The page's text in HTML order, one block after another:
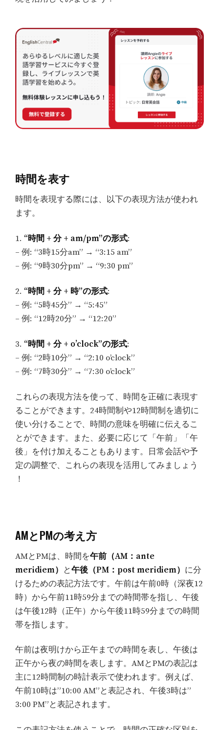
時間を表す
時間を表現する際には、以下の表現方法が使われ
ます。
1. “時間 + 分 + am/pm”の形式:
– 例: “3時15分am” → “3:15 am”
– 例: “9時30分pm” → “9:30 pm”
2. “時間 + 分 + 時”の形式:
– 例: “5時45分” → “5:45”
– 例: “12時20分” → “12:20”
3. “時間 + 分 + o’clock”の形式:
– 例: “2時10分” → “2:10 o’clock”
– 例: “7時30分” → “7:30 o’clock”
これらの表現方法を使って、時間を正確に表現す
ることができます。24時間制や12時間制を適切に
使い分けることで、時間の意味を明確に伝えるこ
とができます。また、必要に応じて「午前」「午
後」を付け加えることもあります。日常会話や予
定の調整で、これらの表現を活用してみましょう
！
AMとPMの考え方
AMとPMは、時間を午前（AM：ante
meridiem） と午後（PM：post meridiem） に分
けるための表記方法です。午前は午前0時（深夜12
時）から午前11時59分までの時間帯を指し、午後
は午後12時（正午）から午後11時59分までの時間
帯を指します。
午前は夜明けから正午までの時間を表し、午後は
正午から夜の時間を表します。AMとPMの表記は
主に12時間制の時計表示で使われます。例えば、
午前10時は”10:00 AM”と表記され、午後3時は”
3:00 PM”と表記されます。